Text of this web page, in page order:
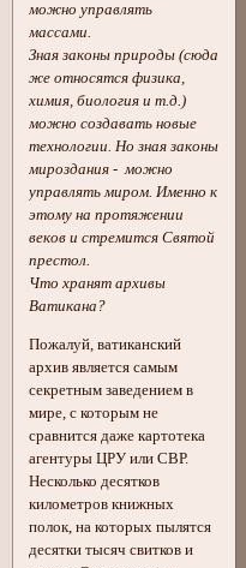
можно управлять
массами.
Зная законы природы (сюда
же относятся физика,
химия, биология и т.д.)
можно создавать новые
технологии. Но зная законы
мироздания - можно
управлять миром. Именно к
этому на протяжении
веков и стремится Святой
престол.
Что хранят архивы
Ватикана?
Пожалуй, ватиканский
архив является самым
секретным заведением в
мире, с которым не
сравнится даже картотека
агентуры ЦРУ или СВР.
Несколько десятков
километров книжных
полок, на которых пылятся
десятки тысяч свитков и